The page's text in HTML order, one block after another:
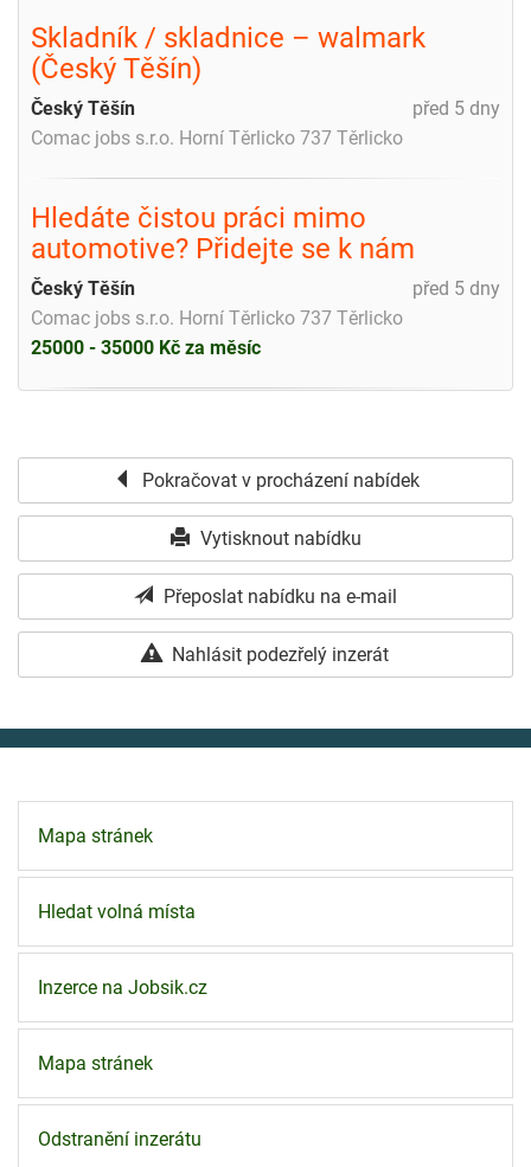
Skladník / skladnice – walmark
(Český Těšín)
před 5 dny
Český Těšín
Comac jobs s.r.o. Horní Těrlicko 737 Těrlicko
Hledáte čistou práci mimo
automotive? Přidejte se k nám
před 5 dny
Český Těšín
Comac jobs s.r.o. Horní Těrlicko 737 Těrlicko
25000 - 35000 Kč za měsíc
Pokračovat v procházení nabídek
Vytisknout nabídku
Přeposlat nabídku na e-mail
Nahlásit podezřelý inzerát
Mapa stránek
Hledat volná místa
Inzerce na Jobsik.cz
Mapa stránek
Odstranění inzerátu